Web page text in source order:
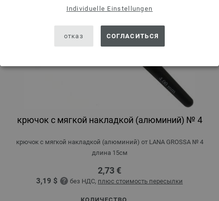
Individuelle Einstellungen
отказ СОГЛАСИТЬСЯ
крючок с мягкой накладкой (алюминий) № 4
крючок с мягкой накладкой (алюминий) от LANA GROSSA № 4
длина 15см
2,73 €
3,19 $ без НДС, плюс стоимость пересылки